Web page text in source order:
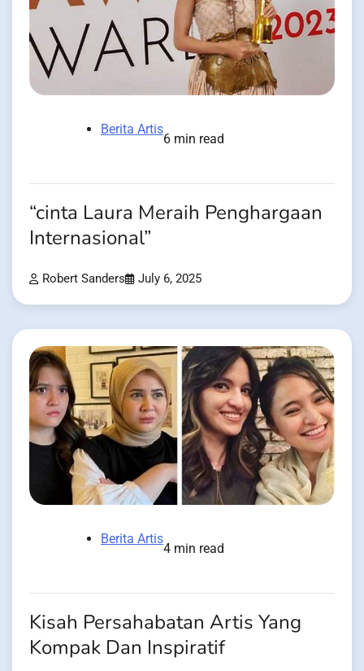
Berita Artis
6 min read
“cinta Laura Meraih Penghargaan
Internasional”
Robert Sanders July 6, 2025
Berita Artis
4 min read
Kisah Persahabatan Artis Yang
Kompak Dan Inspiratif